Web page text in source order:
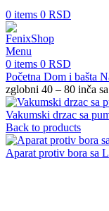
0 items 0 RSD
Menu
0 items 0 RSD
Početna Dom i bašta
zglobni 40 – 80 inča
Vakumski drzac sa
Back to products
Aparat protiv bora sa